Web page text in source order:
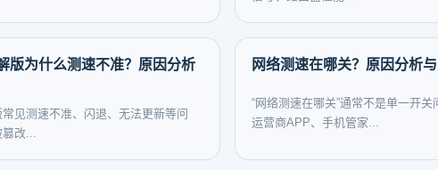
版为什么测速不准？原因分析
见测速不准、闪退、无法更新等问
篡改...
网络测速在哪关？原因分析
“网络测速在哪关”通常不是单一开关
运营商APP、手机管家...